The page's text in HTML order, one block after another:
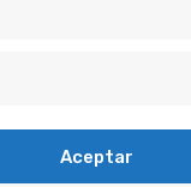
Aceptar